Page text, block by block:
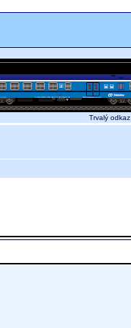
Trvalý odkaz